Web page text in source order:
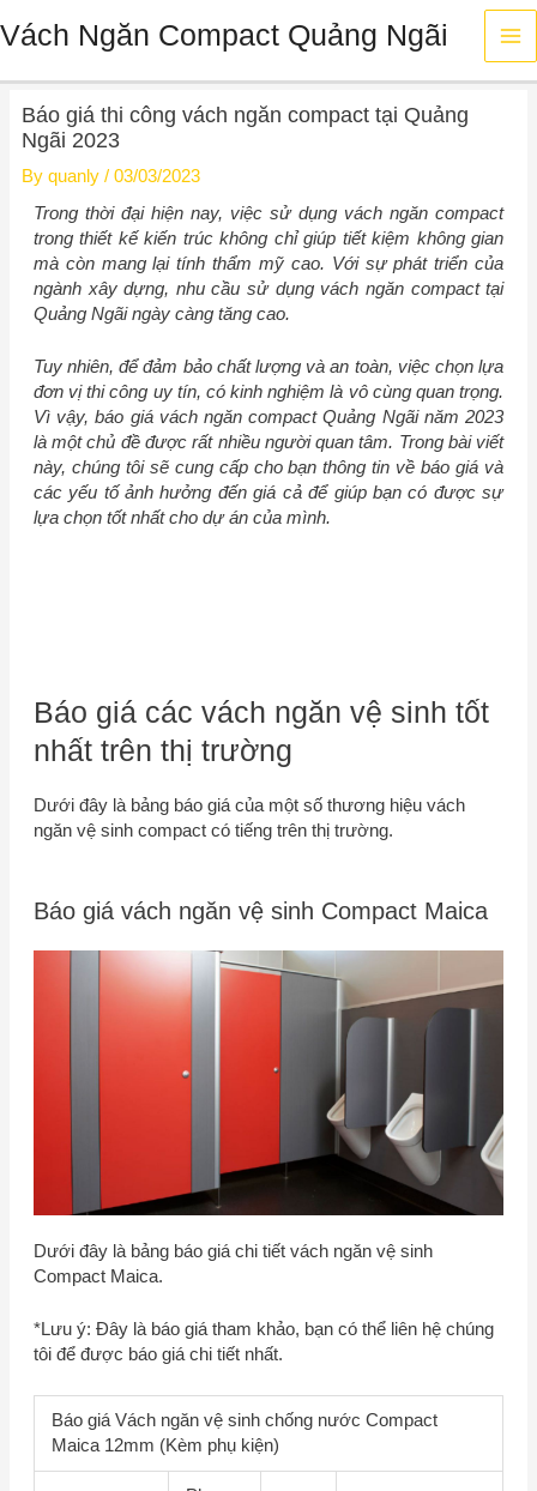
to
Vách Ngăn Compact Quảng Ngãi
Báo giá thi công vách ngăn compact tại Quảng
Ngãi 2023
By quanly / 03/03/2023
Trong thời đại hiện nay, việc sử dụng vách ngăn compact
trong thiết kế kiến trúc không chỉ giúp tiết kiệm không gian
mà còn mang lại tính thẩm mỹ cao. Với sự phát triển của
ngành xây dựng, nhu cầu sử dụng vách ngăn compact tại
Quảng Ngãi ngày càng tăng cao.
Tuy nhiên, để đảm bảo chất lượng và an toàn, việc chọn lựa
đơn vị thi công uy tín, có kinh nghiệm là vô cùng quan trọng.
Vì vậy, báo giá vách ngăn compact Quảng Ngãi năm 2023
là một chủ đề được rất nhiều người quan tâm. Trong bài viết
này, chúng tôi sẽ cung cấp cho bạn thông tin về báo giá và
các yếu tố ảnh hưởng đến giá cả để giúp bạn có được sự
lựa chọn tốt nhất cho dự án của mình.
Báo giá các vách ngăn vệ sinh tốt
nhất trên thị trường
Dưới đây là bảng báo giá của một số thương hiệu vách
ngăn vệ sinh compact có tiếng trên thị trường.
Báo giá vách ngăn vệ sinh Compact Maica
Dưới đây là bảng báo giá chi tiết vách ngăn vệ sinh
Compact Maica.
*Lưu ý: Đây là báo giá tham khảo, bạn có thể liên hệ chúng
tôi để được báo giá chi tiết nhất.
Báo giá Vách ngăn vệ sinh chống nước Compact
Maica 12mm (Kèm phụ kiện)
navigation